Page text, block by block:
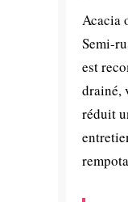
Acacia
Semi-
est
drainé,
réduit